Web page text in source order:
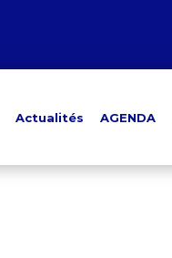
Actualités AGENDA